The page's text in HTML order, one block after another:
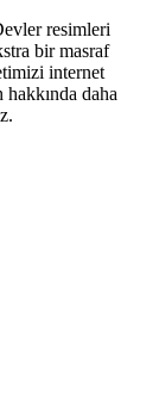
resimleri
bir masraf
internet
hakkında daha